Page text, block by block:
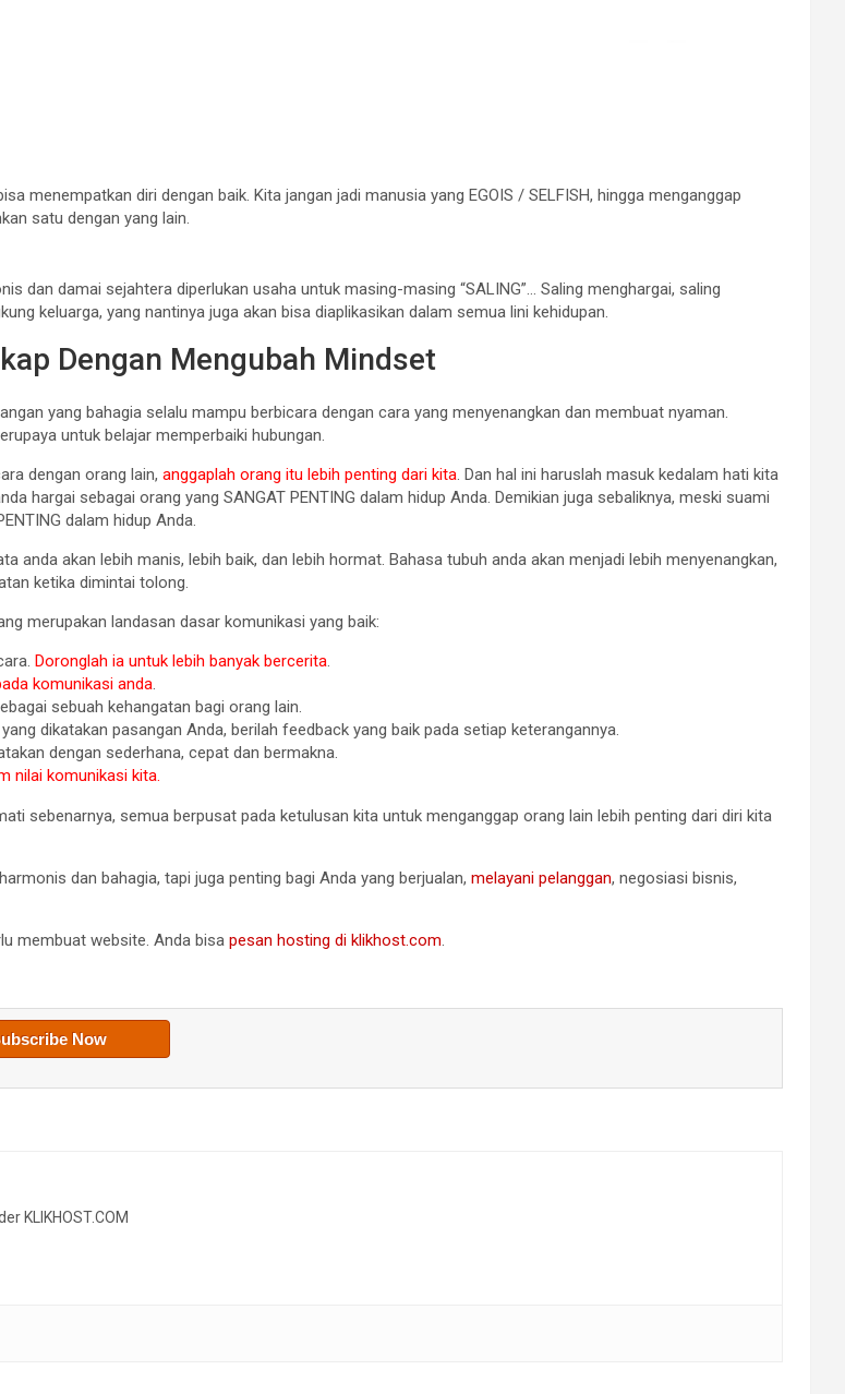
menempatkan diri dengan baik. Kita jangan jadi manusia yang EGOIS / SELFISH, hingga menganggap
satu dengan yang lain.
dan damai sejahtera diperlukan usaha untuk masing-masing “SALING”… Saling menghargai, saling
keluarga, yang nantinya juga akan bisa diaplikasikan dalam semua lini kehidupan.
Dengan Mengubah Mindset
yang bahagia selalu mampu berbicara dengan cara yang menyenangkan dan membuat nyaman.
untuk belajar memperbaiki hubungan.
dengan orang lain, anggaplah orang itu lebih penting dari kita. Dan hal ini haruslah masuk kedalam hati kita
hargai sebagai orang yang SANGAT PENTING dalam hidup Anda. Demikian juga sebaliknya, meski suami
dalam hidup Anda.
anda akan lebih manis, lebih baik, dan lebih hormat. Bahasa tubuh anda akan menjadi lebih menyenangkan,
ketika dimintai tolong.
merupakan landasan dasar komunikasi yang baik:
Doronglah ia untuk lebih banyak bercerita.
komunikasi anda.
sebuah kehangatan bagi orang lain.
dikatakan pasangan Anda, berilah feedback yang baik pada setiap keterangannya.
dengan sederhana, cepat dan bermakna.
nilai komunikasi kita.
sebenarnya, semua berpusat pada ketulusan kita untuk menganggap orang lain lebih penting dari diri kita
dan bahagia, tapi juga penting bagi Anda yang berjualan, melayani pelanggan, negosiasi bisnis,
membuat website. Anda bisa pesan hosting di klikhost.com.
KLIKHOST.COM